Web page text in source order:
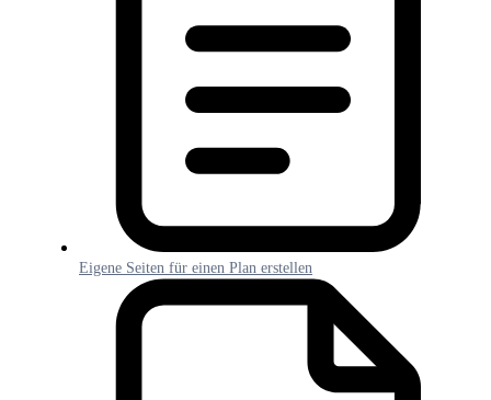
Eigene Seiten für einen Plan erstellen